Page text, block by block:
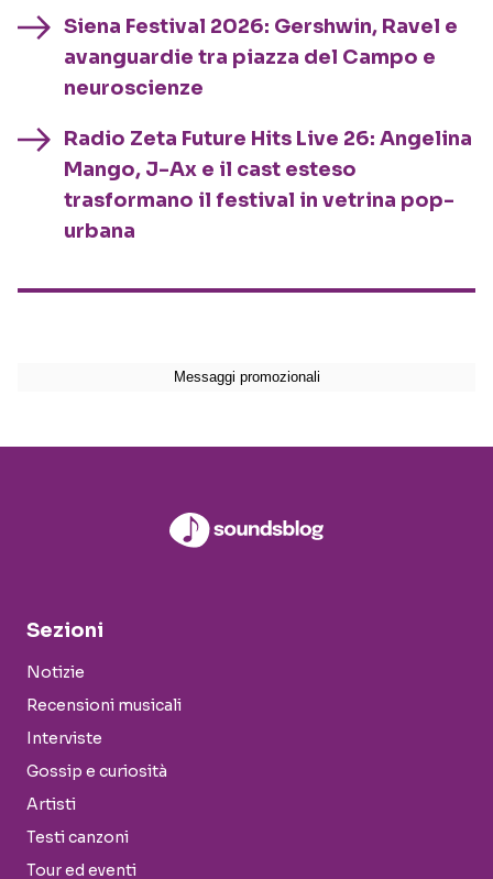
Siena Festival 2026: Gershwin, Ravel e
avanguardie tra piazza del Campo e
neuroscienze
Radio Zeta Future Hits Live 26: Angelina
Mango, J-Ax e il cast esteso
trasformano il festival in vetrina pop-
urbana
Sezioni
Notizie
Recensioni musicali
Interviste
Gossip e curiosità
Artisti
Testi canzoni
Tour ed eventi